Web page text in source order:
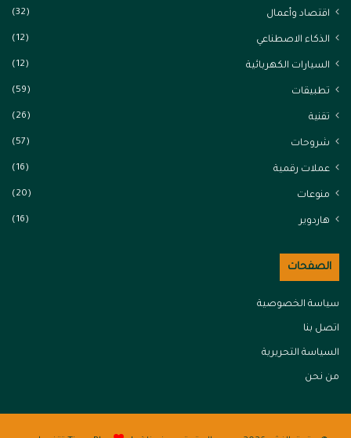
اقتصاد وأعمال (32)
الذكاء الاصطناعي (12)
السيارات الكهربائية (12)
تطبيقات (59)
تقنية (26)
شروحات (57)
عملات رقمية (16)
منوعات (20)
هاردوير (16)
الصفحات
سياسة الخصوصية
اتصل بنا
السياسة التحريرية
من نحن